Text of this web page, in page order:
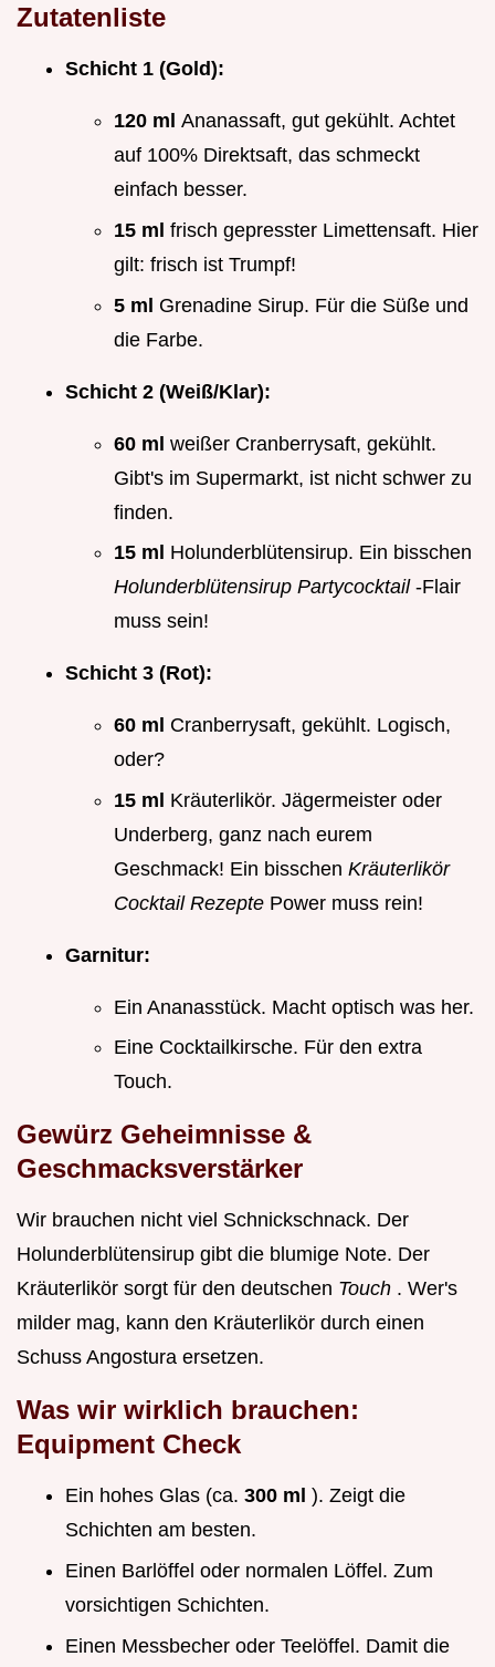
Zutatenliste
Schicht 1 (Gold):
120 ml Ananassaft, gut gekühlt. Achtet
auf 100% Direktsaft, das schmeckt
einfach besser.
15 ml frisch gepresster Limettensaft. Hier
gilt: frisch ist Trumpf!
5 ml Grenadine Sirup. Für die Süße und
die Farbe.
Schicht 2 (Weiß/Klar):
60 ml weißer Cranberrysaft, gekühlt.
Gibt's im Supermarkt, ist nicht schwer zu
finden.
15 ml Holunderblütensirup. Ein bisschen
Holunderblütensirup Partycocktail -Flair
muss sein!
Schicht 3 (Rot):
60 ml Cranberrysaft, gekühlt. Logisch,
oder?
15 ml Kräuterlikör. Jägermeister oder
Underberg, ganz nach eurem
Geschmack! Ein bisschen Kräuterlikör
Cocktail Rezepte Power muss rein!
Garnitur:
Ein Ananasstück. Macht optisch was her.
Eine Cocktailkirsche. Für den extra
Touch.
Gewürz Geheimnisse &
Geschmacksverstärker
Wir brauchen nicht viel Schnickschnack. Der
Holunderblütensirup gibt die blumige Note. Der
Kräuterlikör sorgt für den deutschen Touch . Wer's
milder mag, kann den Kräuterlikör durch einen
Schuss Angostura ersetzen.
Was wir wirklich brauchen:
Equipment Check
Ein hohes Glas (ca. 300 ml ). Zeigt die
Schichten am besten.
Einen Barlöffel oder normalen Löffel. Zum
vorsichtigen Schichten.
Einen Messbecher oder Teelöffel. Damit die